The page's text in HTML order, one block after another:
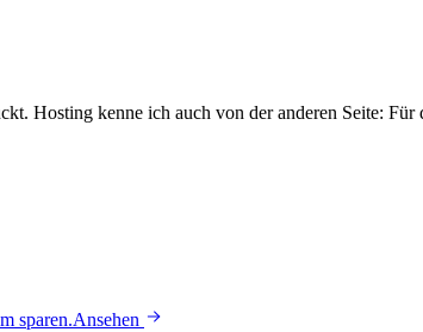
Hosting kenne ich auch von der anderen Seite:
sparen.Ansehen